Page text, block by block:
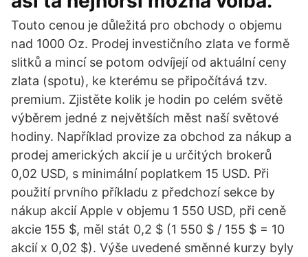
Touto cenou je důležitá pro obchody o objemu
nad 1000 Oz. Prodej investičního zlata ve formě
slitků a mincí se potom odvíjejí od aktuální ceny
zlata (spotu), ke kterému se připočítává tzv.
premium. Zjistěte kolik je hodin po celém světě
výběrem jedné z největších měst naší světové
hodiny. Například provize za obchod za nákup a
prodej amerických akcií je u určitých brokerů
0,02 USD, s minimální poplatkem 15 USD. Při
použití prvního příkladu z předchozí sekce by
nákup akcií Apple v objemu 1 550 USD, při ceně
akcie 155 $, měl stát 0,2 $ (1 550 $ / 155 $ = 10
akcií x 0,02 $). Výše uvedené směnné kurzy byly